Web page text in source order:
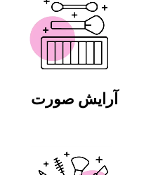
آرایش صورت